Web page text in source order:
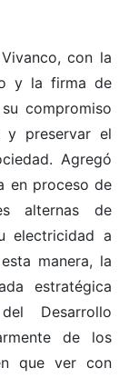
con la
y la firma de
compromiso
y preservar el
Agregó
en proceso de
alternas de
electricidad a
manera, la
estratégica
Desarrollo
de los
que ver con